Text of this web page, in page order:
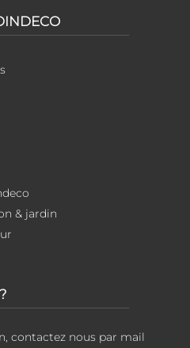
& jardin
contactez nous par mail